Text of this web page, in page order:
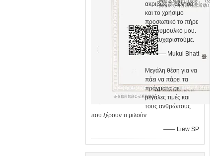
ακριβώς τι θέλησα
και το χρήσιμο
προσωπικό το πήρε
στο ρυμουλκό μου.
Σας ευχαριστούμε.
—— Mukul Bhatt
Μεγάλη θέση για να
πάει να πάρει τα
πράγματα σε
μεγάλες τιμές και
τους ανθρώπους
που ξέρουν τι μιλούν.
—— Liew SP